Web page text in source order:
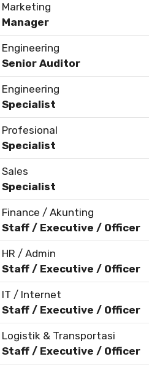
Marketing
Manager
Engineering
Senior Auditor
Engineering
Specialist
Profesional
Specialist
Sales
Specialist
Finance / Akunting
Staff / Executive / Officer
HR / Admin
Staff / Executive / Officer
IT / Internet
Staff / Executive / Officer
Logistik & Transportasi
Staff / Executive / Officer